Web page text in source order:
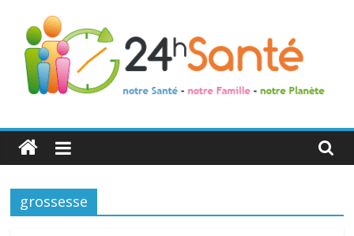
24h
Santé
Lagrossesse